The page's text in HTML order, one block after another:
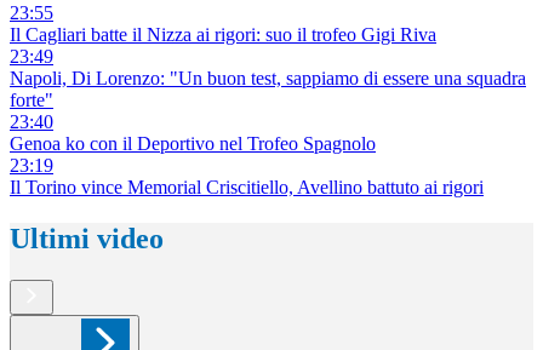
23:55
Il Cagliari batte il Nizza ai rigori: suo il trofeo Gigi Riva
23:49
Napoli, Di Lorenzo: "Un buon test, sappiamo di essere una squadra
forte"
23:40
Genoa ko con il Deportivo nel Trofeo Spagnolo
23:19
Il Torino vince Memorial Criscitiello, Avellino battuto ai rigori
Ultimi video